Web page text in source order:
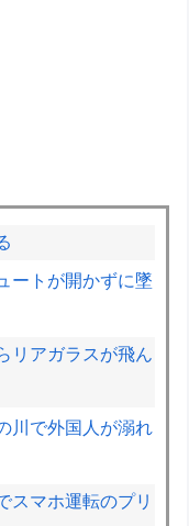
ートが開かずに墜
リアガラスが飛ん
川で外国人が溺れ
スマホ運転のプリ